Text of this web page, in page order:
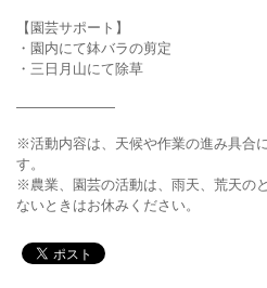
【園芸サポート】
・園内にて鉢バラの剪定
・三日月山にて除草
———————
※活動内容は、天候や作業の進み具合
す。
※農業、園芸の活動は、雨天、荒天の
ないときはお休みください。